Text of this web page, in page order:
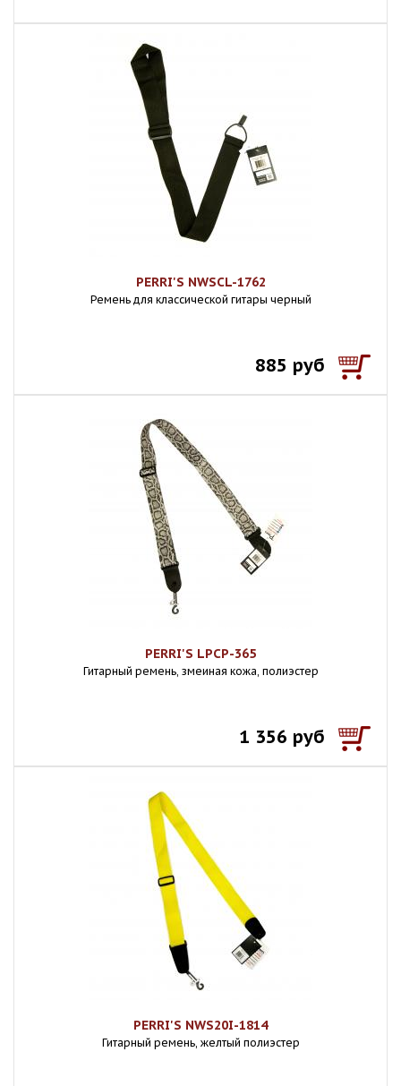
PERRI'S NWSCL-1762
Ремень для классической гитары черный
885 руб
PERRI'S LPCP-365
Гитарный ремень, змеиная кожа, полиэстер
1 356 руб
PERRI'S NWS20I-1814
Гитарный ремень, желтый полиэстер